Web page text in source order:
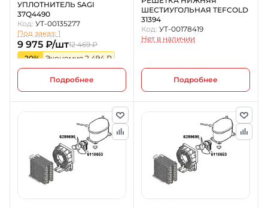
УПЛОТНИТЕЛЬ SAGI
37Q4490
Код: УТ-00135277
Под заказ: 1
9 975 ₽/шт12 469 ₽
-20%
Экономия 2 494 ₽
Подробнее
ШЕСТИУГОЛЬНАЯ TEFCOLD
31394
Код: УТ-00178419
Нет в наличии
Подробнее